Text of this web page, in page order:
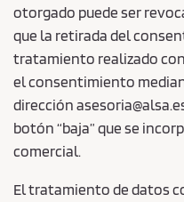
otorgado puede ser
que la retirada del
tratamiento realizado
el consentimiento
dirección
botón “baja” que se
comercial.
El tratamiento de datos